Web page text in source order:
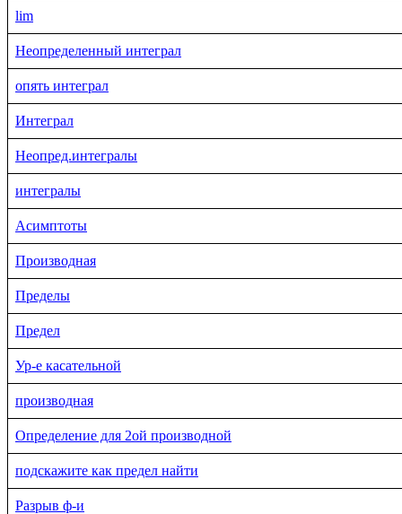
lim
Неопределенный интеграл
опять интеграл
Интеграл
Неопред.интегралы
интегралы
Асимптоты
Производная
Пределы
Предел
Ур-е касательной
производная
Определение для 2ой производной
подскажите как предел найти
Разрыв ф-и